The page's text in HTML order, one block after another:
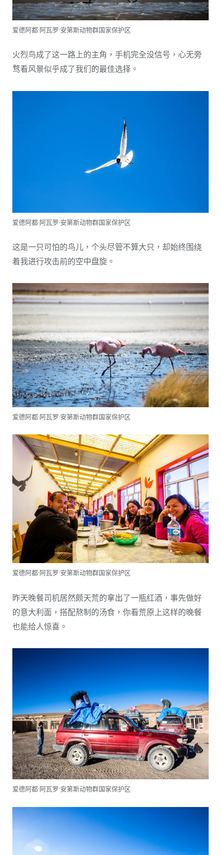
爱德阿都·阿瓦罗·安第斯动物群国家保护区
火烈鸟成了这一路上的主角，手机完全没信号，心无旁
骛看风景似乎成了我们的最佳选择。
爱德阿都·阿瓦罗·安第斯动物群国家保护区
这是一只可怕的鸟儿，个头尽管不算大只，却始终围绕
着我进行攻击前的空中盘旋。
爱德阿都·阿瓦罗·安第斯动物群国家保护区
爱德阿都·阿瓦罗·安第斯动物群国家保护区
昨天晚餐司机居然颇天荒的拿出了一瓶红酒，事先做好
的意大利面，搭配熬制的汤食，你看荒原上这样的晚餐
也能给人惊喜。
爱德阿都·阿瓦罗·安第斯动物群国家保护区